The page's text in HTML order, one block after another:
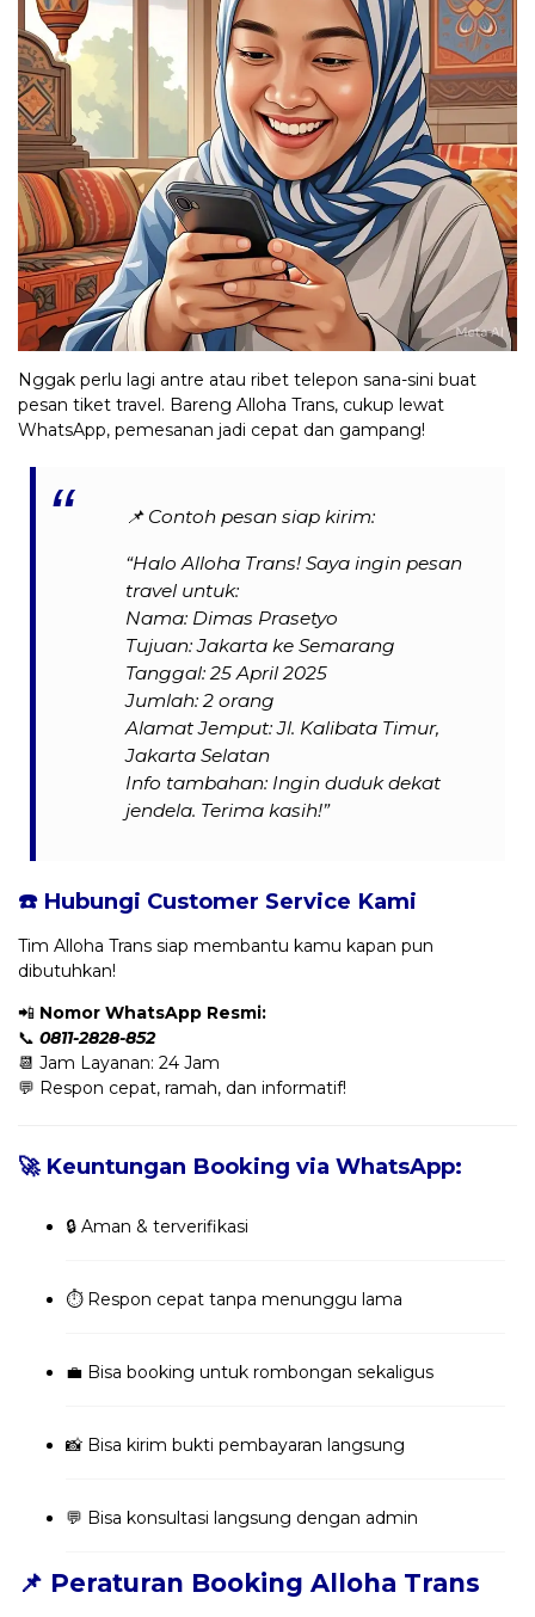
Nggak perlu lagi antre atau ribet telepon sana-sini buat
pesan tiket travel. Bareng Alloha Trans, cukup lewat
WhatsApp, pemesanan jadi cepat dan gampang!
📌 Contoh pesan siap kirim:
“Halo Alloha Trans! Saya ingin pesan
travel untuk:
Nama: Dimas Prasetyo
Tujuan: Jakarta ke Semarang
Tanggal: 25 April 2025
Jumlah: 2 orang
Alamat Jemput: Jl. Kalibata Timur,
Jakarta Selatan
Info tambahan: Ingin duduk dekat
jendela. Terima kasih!”
☎️ Hubungi Customer Service Kami
Tim Alloha Trans siap membantu kamu kapan pun
dibutuhkan!
📲 Nomor WhatsApp Resmi:
📞 0811-2828-852
📆 Jam Layanan: 24 Jam
💬 Respon cepat, ramah, dan informatif!
🚀 Keuntungan Booking via WhatsApp:
🔒 Aman & terverifikasi
⏱️ Respon cepat tanpa menunggu lama
💼 Bisa booking untuk rombongan sekaligus
📸 Bisa kirim bukti pembayaran langsung
💬 Bisa konsultasi langsung dengan admin
📌 Peraturan Booking Alloha Trans